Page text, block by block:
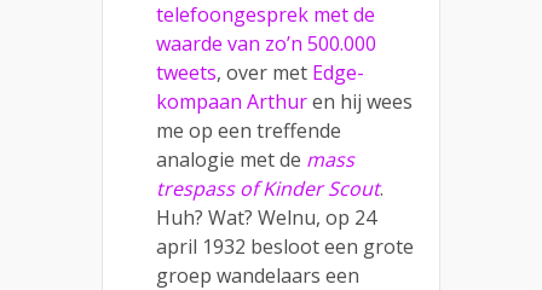
telefoongesprek met de
waarde van zo’n 500.000
tweets, over met Edge-
kompaan Arthuren hij wees
me op een treffende
analogie met de mass
trespass of Kinder Scout.
Huh? Wat? Welnu, op 24
april 1932 besloot een grote
groep wandelaars een